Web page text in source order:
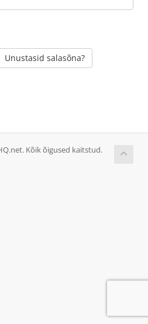
Unustasid salasõna?
Kõik õigused kaitstud.